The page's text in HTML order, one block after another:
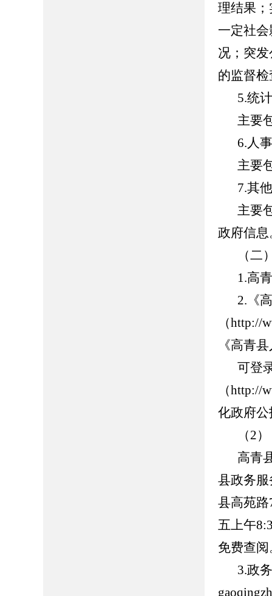
理结果
一定社
况；突
的监督
5.统
主要
6.人
主要
7.其
主要
政府信息
（二
1.高
2.《
（http://
《高青
可登
（http://
化政府
（2
高青
县政务
县高苑
五上午
免费查阅
3.政